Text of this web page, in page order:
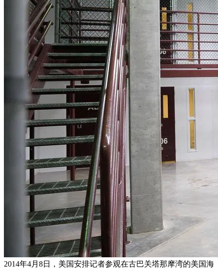
2014年4月8日，美国安排记者参观在古巴关塔那摩湾的美国海